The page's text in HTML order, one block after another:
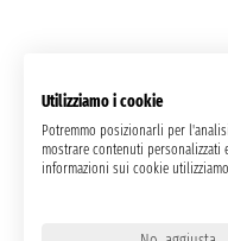
Utilizziamo i cookie
Potremmo posizionarli per
mostrare contenuti personalizzati
informazioni sui cookie